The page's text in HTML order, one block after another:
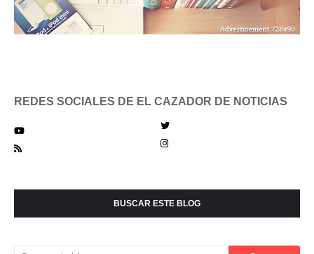
REDES SOCIALES DE EL CAZADOR DE NOTICIAS
BUSCAR ESTE BLOG